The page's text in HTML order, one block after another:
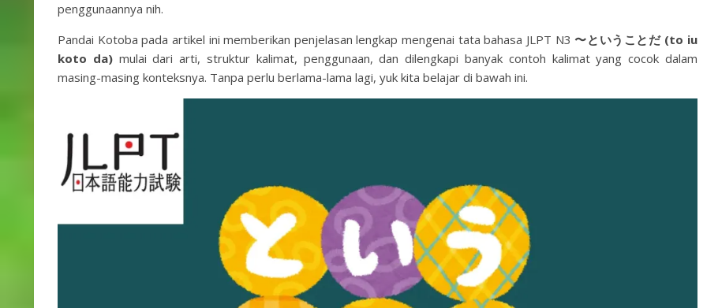
penggunaannya nih.
Pandai Kotoba pada artikel ini memberikan penjelasan lengkap mengenai tata bahasa JLPT N3 〜ということだ (to iu
koto da)mulai dari arti, struktur kalimat, penggunaan, dan dilengkapi banyak contoh kalimat yang cocok dalam
masing-masing konteksnya. Tanpa perlu berlama-lama lagi, yuk kita belajar di bawah ini.